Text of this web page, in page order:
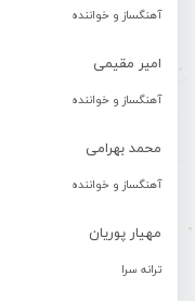
آهنگساز و خواننده
امیر مقیمی
آهنگساز و خواننده
محمد بهرامی
آهنگساز و خواننده
مهیار پوریان
ترانه سرا